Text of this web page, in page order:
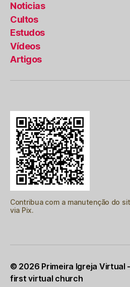
Noticias
Cultos
Estudos
Vídeos
Artigos
Contribua com a manutenção do
via Pix.
© 2026 Primeira Igreja Virtual
first virtual church